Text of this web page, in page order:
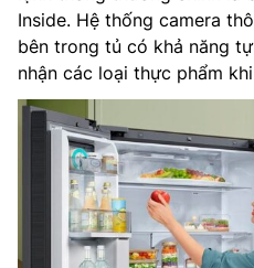
Inside. Hệ thống camera
bên trong tủ có khả năng
nhận các loại thực phẩm